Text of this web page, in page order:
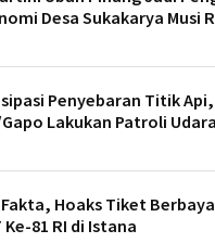
Desa Sukakarya Musi
Penyebaran Titik
Lakukan Patroli Udara
Fakta, Hoaks Tiket
Ke-81 RI di Istana